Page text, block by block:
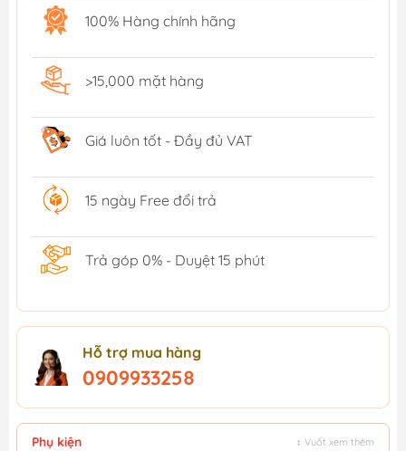
100% Hàng chính hãng
>15,000 mặt hàng
Giá luôn tốt - Đầy đủ VAT
15 ngày Free đổi trả
Trả góp 0% - Duyệt 15 phút
Hỗ trợ mua hàng
0909933258
Phụ kiện ↕ Vuốt xem thêm